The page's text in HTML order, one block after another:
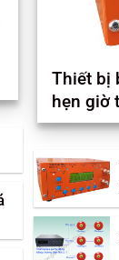
Thiết bị
hẹn giờ